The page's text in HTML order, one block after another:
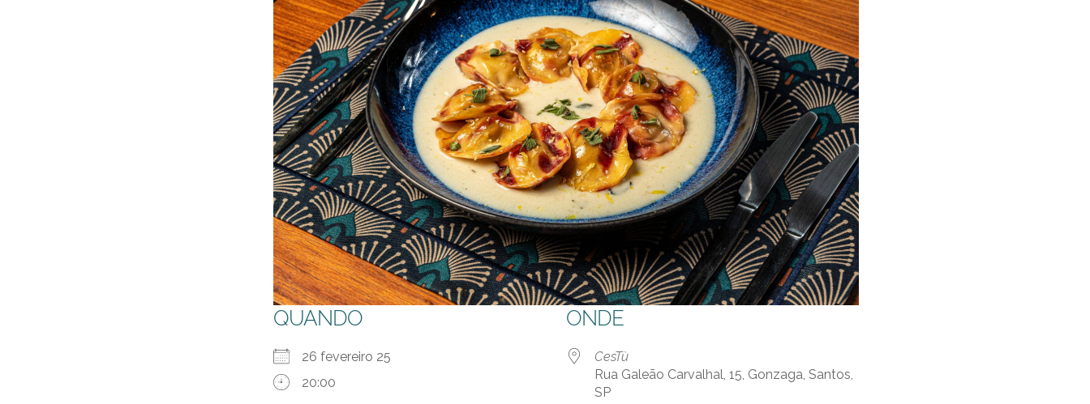
QUANDO
26 fevereiro 25
20:00
ONDE
CesTù
Rua Galeão Carvalhal, 15, Gonzaga, Santos,
SP